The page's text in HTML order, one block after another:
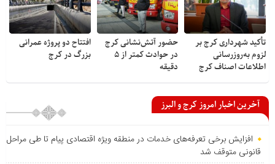
تأکید شهرداری کرج بر
لزوم به‌روزرسانی
اطلاعات اصناف کرج
حضور آتش‌نشانی کرج
در حوادث کمتر از ۵
دقیقه
افتتاح دو پروژه عمرانی
بزرگ در کرج
آخرین اخبار امروز کرج و البرز
افزایش برخی تعرفه‌های خدمات در منطقه ویژه اقتصادی پیام تا طی مراحل
قانونی متوقف شد